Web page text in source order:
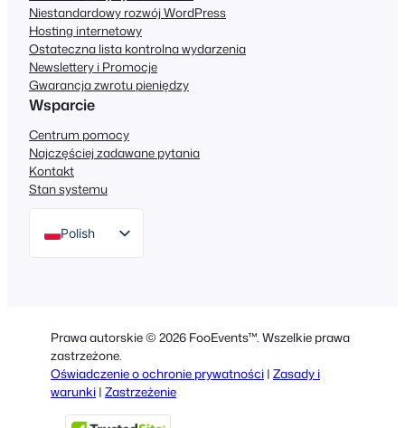
Niestandardowy rozwój WordPress
Hosting internetowy
Ostateczna lista kontrolna wydarzenia
Newslettery i Promocje
Gwarancja zwrotu pieniędzy
Wsparcie
Centrum pomocy
Najczęściej zadawane pytania
Kontakt
Stan systemu
Polish
Spanish
Italian
Portuguese
Prawa autorskie © 2026 FooEvents™. Wszelkie prawa
zastrzeżone.
Oświadczenie o ochronie prywatności | Zasady i
warunki | Zastrzeżenie